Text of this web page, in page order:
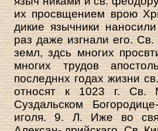
их просвщением врою
дикие язычники
раз даже изгнали его.
земл, здсь многих
многих трудов
последннх годах жизни
относят к 1023 г. Св.
Суздальском
иголя. 9. Л. Иже во